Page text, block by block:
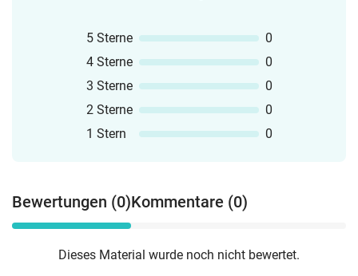
5 Sterne
0
4 Sterne
0
3 Sterne
0
2 Sterne
0
1 Stern
0
Bewertungen (0)Kommentare (0)
Dieses Material wurde noch nicht bewertet.